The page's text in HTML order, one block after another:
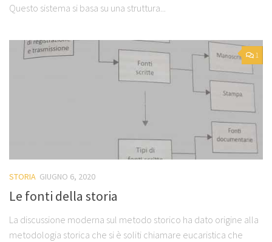
Questo sistema si basa su una struttura...
1
STORIA GIUGNO 6, 2020
Le fonti della storia
La discussione moderna sul metodo storico ha dato origine alla
metodologia storica che si è soliti chiamare eucaristica che